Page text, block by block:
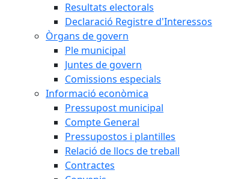
Resultats electorals
Declaració Registre d'Interessos
Òrgans de govern
Ple municipal
Juntes de govern
Comissions especials
Informació econòmica
Pressupost municipal
Compte General
Pressupostos i plantilles
Relació de llocs de treball
Contractes